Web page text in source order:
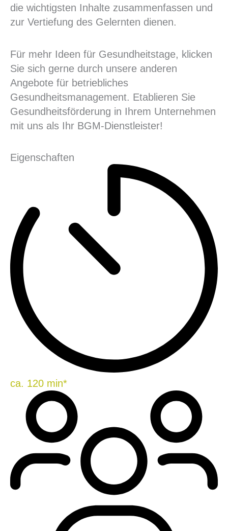
die wichtigsten Inhalte zusammenfassen und
zur Vertiefung des Gelernten dienen.
Für mehr Ideen für Gesundheitstage, klicken
Sie sich gerne durch unsere anderen
Angebote für betriebliches
Gesundheitsmanagement. Etablieren Sie
Gesundheitsförderung in Ihrem Unternehmen
mit uns als Ihr BGM-Dienstleister!
Eigenschaften
ca. 120 min*